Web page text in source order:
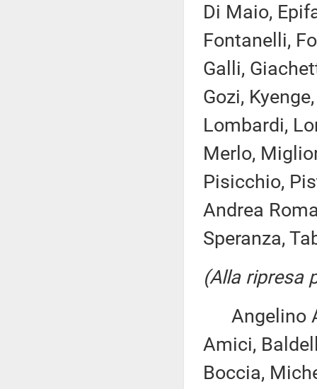
Di Maio,
Fontanelli,
Galli,
Gozi,
Lombardi,
Merlo,
Pisicchio,
Andrea
Speranza,
(Alla ripresa
Angelino
Amici,
Boccia,